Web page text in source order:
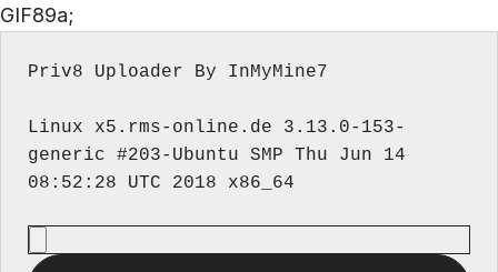
GIF89a;
Priv8 Uploader By InMyMine7
Linux x5.rms-online.de 3.13.0-153-
generic #203-Ubuntu SMP Thu Jun 14